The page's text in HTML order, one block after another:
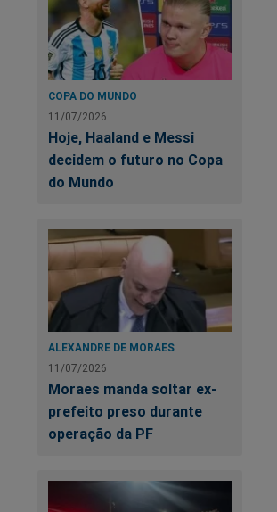
COPA DO MUNDO
11/07/2026
Hoje, Haaland e Messi
decidem o futuro no Copa
do Mundo
ALEXANDRE DE MORAES
11/07/2026
Moraes manda soltar ex-
prefeito preso durante
operação da PF